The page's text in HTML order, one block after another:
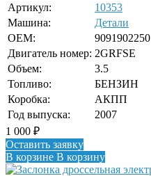
Артикул:
10353
Машина:
Детали
OEM:
9091902250
Двигатель номер: 2GRFSE
Объем:
3.5
Топливо:
БЕНЗИН
Коробка:
АКПП
Год выпуска:
2007
1 000 ₽
Оставить заявку
В корзине В корзину